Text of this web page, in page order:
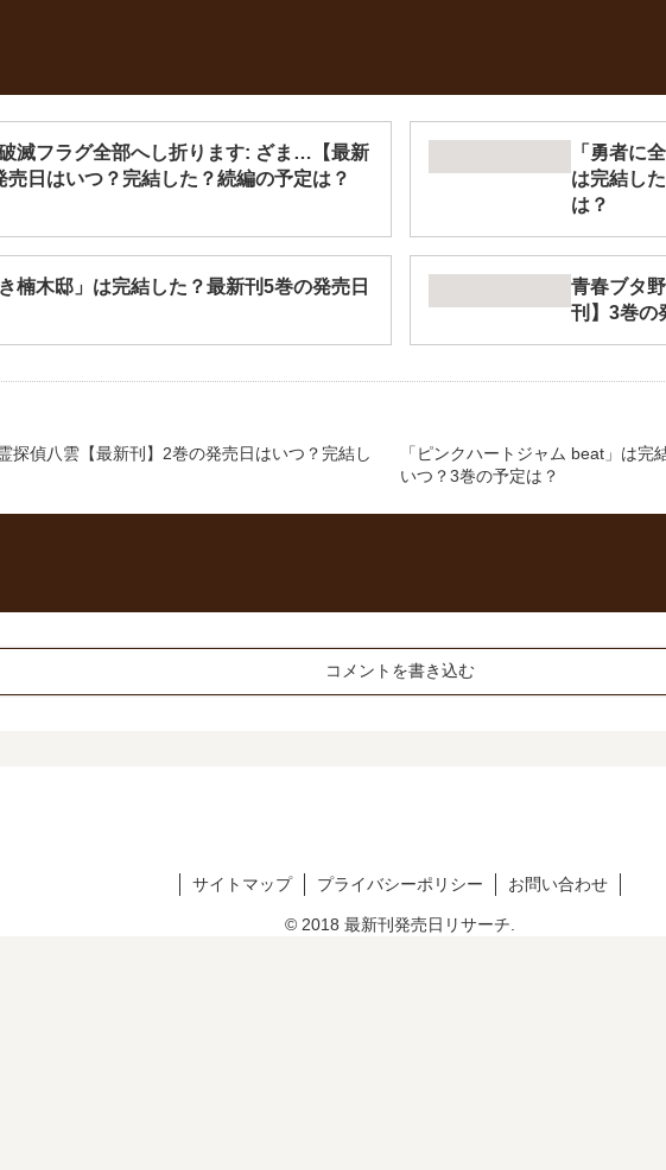
滅フラグ全部へし折ります: ざま…【最新
売日はいつ？完結した？続編の予定は？
「勇者に
は完結し
は？
楠木邸」は完結した？最新刊5巻の発売日
青春ブタ
刊】3巻の
探偵八雲【最新刊】2巻の発売日はいつ？完結し
「ピンクハートジャム beat」は
いつ？3巻の予定は？
コメントを書き込む
サイトマップ プライバシーポリシー お問い合わせ
© 2018 最新刊発売日リサーチ.